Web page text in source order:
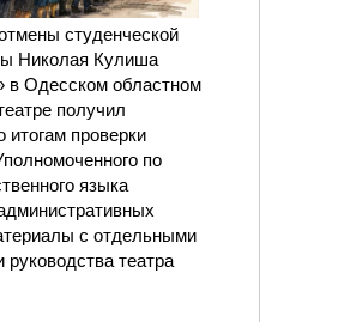
студенческой
Николая Кулиша
в Одесском областном
получил
проверки
по
языка
с отдельными
театра